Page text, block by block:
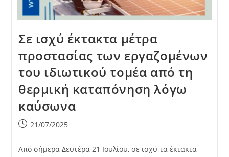
Σε ισχύ έκτακτα μέτρα
προστασίας των εργαζομένων
του ιδιωτικού τομέα από τη
θερμική καταπόνηση λόγω
καύσωνα
Post21/07/2025
Από σήμερα Δευτέρα 21 Ιουλίου, σε ισχύ τα έκτακτα